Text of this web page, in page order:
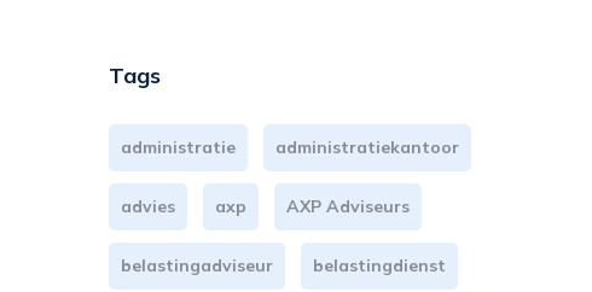
Tags
administratie administratiekantoor
advies axp AXP Adviseurs
belastingadviseur belastingdienst